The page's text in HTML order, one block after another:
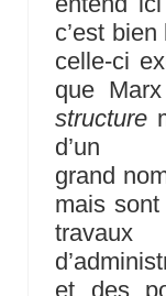
c’est
celle-ci
que
structure
d’un
grand
mais
travaux
et des